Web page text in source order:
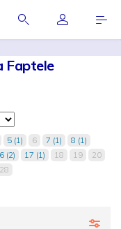
Faptele
5 (1) 6 7 (1)
8 (1)
(2) 17 (1) 18 19
20
28